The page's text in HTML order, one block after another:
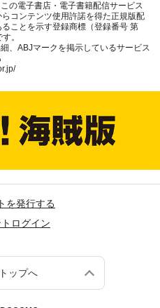
の電子書店・電子書籍配信サービス
コンテンツ使用許諾を得た正規版配
ことを示す登録商標（登録番号 第
。
、ABJマークを掲示しているサービス
を発行する
ログイン
ップへ